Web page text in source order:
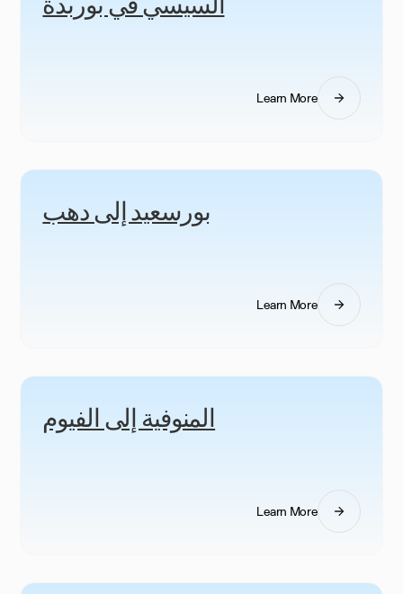
Learn More
بورسعيد إلى دهب
Learn More
المنوفية إلى الفيوم
Learn More